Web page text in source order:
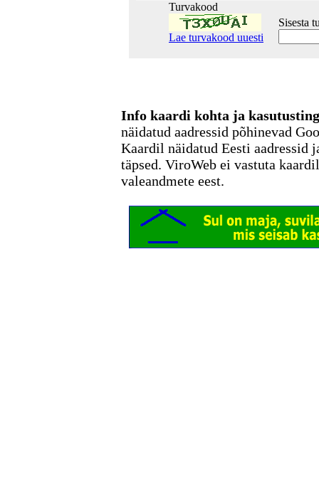
Turvakood
Lae turvakood uuesti
Sisesta
Info kaardi kohta ja
näidatud aadressid põhinevad
Kaardil näidatud Eesti aadressid
täpsed. ViroWeb ei vastuta
valeandmete eest.